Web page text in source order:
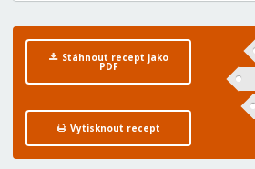
Stáhnout recept jako
PDF
Vytisknout recept